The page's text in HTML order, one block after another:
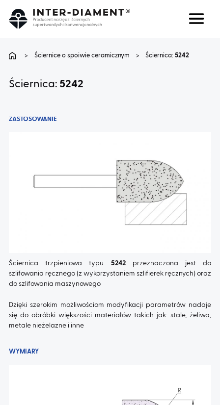
KONTAKT
> Ściernice o spoiwie ceramicznym > Ściernica:5242
Ściernica: 5242
ZASTOSOWANIE
Ściernica trzpieniowa typu 5242przeznaczona jest do
szlifowania ręcznego (z wykorzystaniem szlifierek ręcznych) oraz
do szlifowania maszynowego
Dzięki szerokim możliwościom modyfikacji parametrów nadaje
się do obróbki większości materiałów takich jak: stale, żeliwa,
metale nieżelazne i inne
WYMIARY